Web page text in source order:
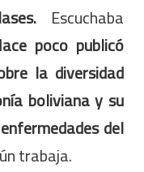
Escuchaba
poco publicó
la diversidad
boliviana y su
del
trabaja.